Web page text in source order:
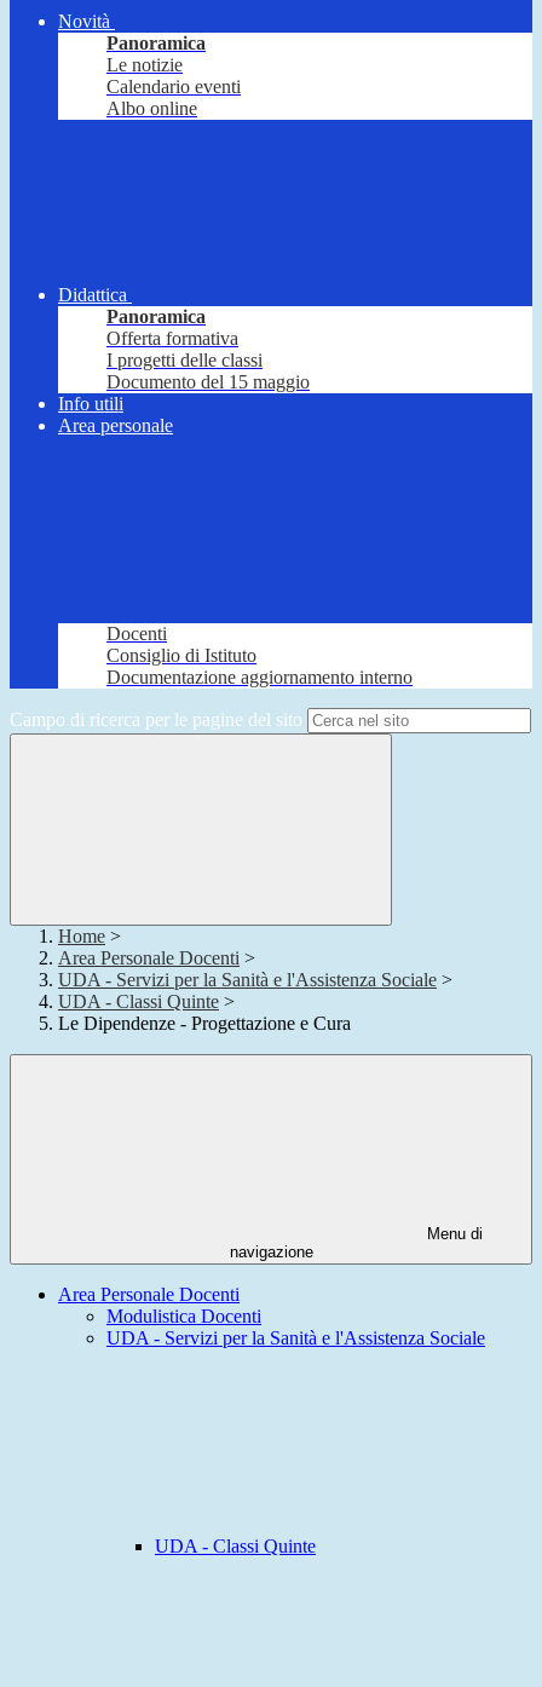
Novità
Panoramica
Le notizie
Calendario eventi
Albo online
Didattica
Panoramica
Offerta formativa
I progetti delle classi
Documento del 15 maggio
Info utili
Area personale
Docenti
Consiglio di Istituto
Documentazione aggiornamento interno
Campo di ricerca per le pagine del sito
Home >
Area Personale Docenti >
UDA - Servizi per la Sanità e l'Assistenza Sociale >
UDA - Classi Quinte >
Le Dipendenze - Progettazione e Cura
Menu di
navigazione
Area Personale Docenti
Modulistica Docenti
UDA - Servizi per la Sanità e l'Assistenza Sociale
UDA - Classi Quinte